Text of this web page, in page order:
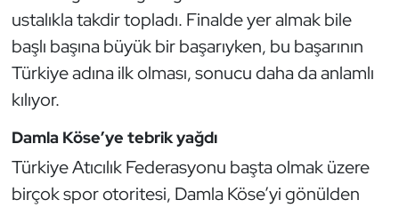
ustalıkla takdir topladı. Finalde yer almak bile
başlı başına büyük bir başarıyken, bu başarının
Türkiye adına ilk olması, sonucu daha da anlamlı
kılıyor.
Damla Köse’ye tebrik yağdı
Türkiye Atıcılık Federasyonu başta olmak üzere
birçok spor otoritesi, Damla Köse’yi gönülden
Judo ve Kuraş
Kano ve Rafting
Karate
Kayak